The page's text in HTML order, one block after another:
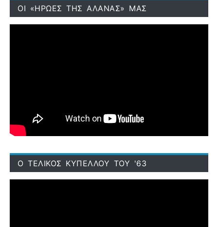
ΟΙ «ΗΡΩΕΣ ΤΗΣ ΑΛΑΝΑΣ» ΜΑΣ
Ο ΤΕΛΙΚΟΣ ΚΥΠΕΛΛΟΥ ΤΟΥ '63